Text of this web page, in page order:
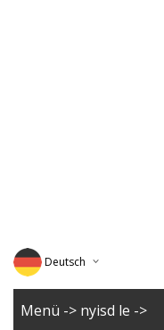
Deutsch
English
Menü -> nyisd le ->